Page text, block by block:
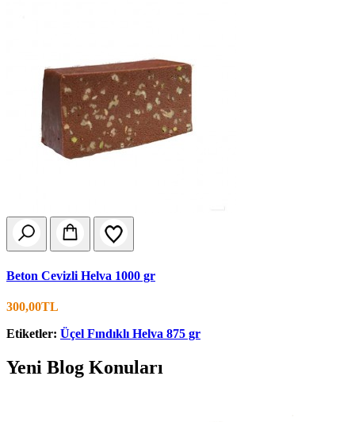
Beton Cevizli Helva 1000 gr
300,00TL
Etiketler: Üçel Fındıklı Helva 875 gr
Yeni Blog Konuları